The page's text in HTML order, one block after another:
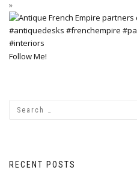
Follow Me!
RECENT POSTS